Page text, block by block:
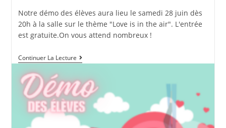
la
publication :
Notre démo des élèves aura lieu le samedi 28 juin dès
20h à la salle sur le thème "Love is in the air". L'entrée
est gratuite.On vous attend nombreux !
Continuer La LectureDémo
Des
:
Le
Samedi
28
Juin
2025